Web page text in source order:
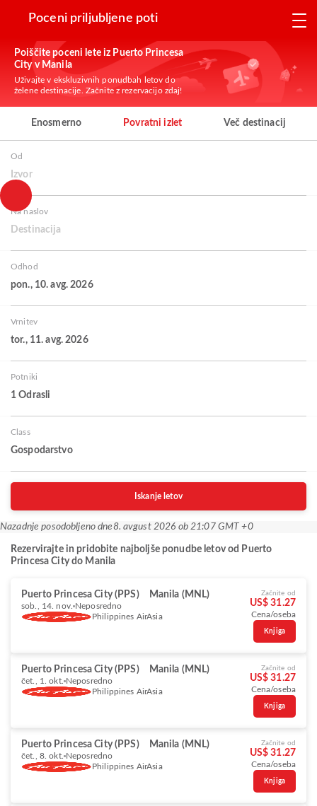
Poceni priljubljene poti
Poiščite poceni lete iz Puerto Princesa
City v Manila
Uživajte v ekskluzivnih ponudbah letov do
želene destinacije. Začnite z rezervacijo zdaj!
Enosmerno Povratni izlet Več destinacij
Od
Izvor
Na naslov
Destinacija
Odhod
pon., 10. avg. 2026
Vrnitev
tor., 11. avg. 2026
Potniki
1 Odrasli
Class
Gospodarstvo
Iskanje letov
Nazadnje posodobljeno dne8. avgust 2026 ob 21:07 GMT +0
Rezervirajte in pridobite najboljše ponudbe letov od Puerto
Princesa City do Manila
Puerto Princesa City (PPS) Manila (MNL)
sob., 14. nov. Neposredno
Philippines AirAsia
Začnite od
US$ 31.27
Cena/oseba
Knjiga
Puerto Princesa City (PPS) Manila (MNL)
čet., 1. okt. Neposredno
Philippines AirAsia
Začnite od
US$ 31.27
Cena/oseba
Knjiga
Puerto Princesa City (PPS) Manila (MNL)
čet., 8. okt. Neposredno
Philippines AirAsia
Začnite od
US$ 31.27
Cena/oseba
Knjiga